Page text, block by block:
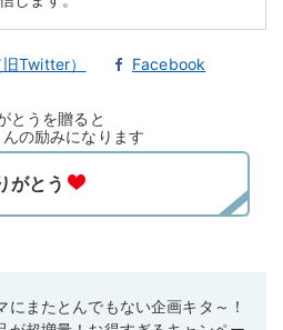
Twitter） Facebook
とうを贈ると
の励みになります
にまたとんでもない企画キタ～！